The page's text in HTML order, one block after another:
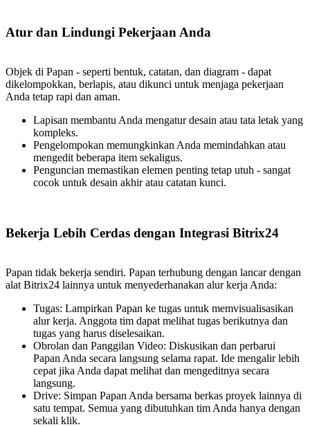
Atur dan Lindungi Pekerjaan Anda
Objek di Papan - seperti bentuk, catatan, dan diagram - dapat
dikelompokkan, berlapis, atau dikunci untuk menjaga pekerjaan
Anda tetap rapi dan aman.
Lapisan membantu Anda mengatur desain atau tata letak yang
kompleks.
Pengelompokan memungkinkan Anda memindahkan atau
mengedit beberapa item sekaligus.
Penguncian memastikan elemen penting tetap utuh - sangat
cocok untuk desain akhir atau catatan kunci.
Bekerja Lebih Cerdas dengan Integrasi Bitrix24
Papan tidak bekerja sendiri. Papan terhubung dengan lancar dengan
alat Bitrix24 lainnya untuk menyederhanakan alur kerja Anda:
Tugas: Lampirkan Papan ke tugas untuk memvisualisasikan
alur kerja. Anggota tim dapat melihat tugas berikutnya dan
tugas yang harus diselesaikan.
Obrolan dan Panggilan Video: Diskusikan dan perbarui
Papan Anda secara langsung selama rapat. Ide mengalir lebih
cepat jika Anda dapat melihat dan mengeditnya secara
langsung.
Drive: Simpan Papan Anda bersama berkas proyek lainnya di
satu tempat. Semua yang dibutuhkan tim Anda hanya dengan
sekali klik.